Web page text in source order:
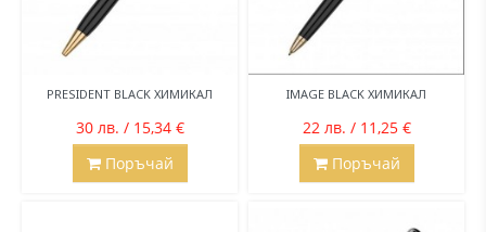
PRESIDENT BLACK ХИМИКАЛ
30 лв. / 15,34 €
Поръчай
IMAGE BLACK ХИМИКАЛ
22 лв. / 11,25 €
Поръчай